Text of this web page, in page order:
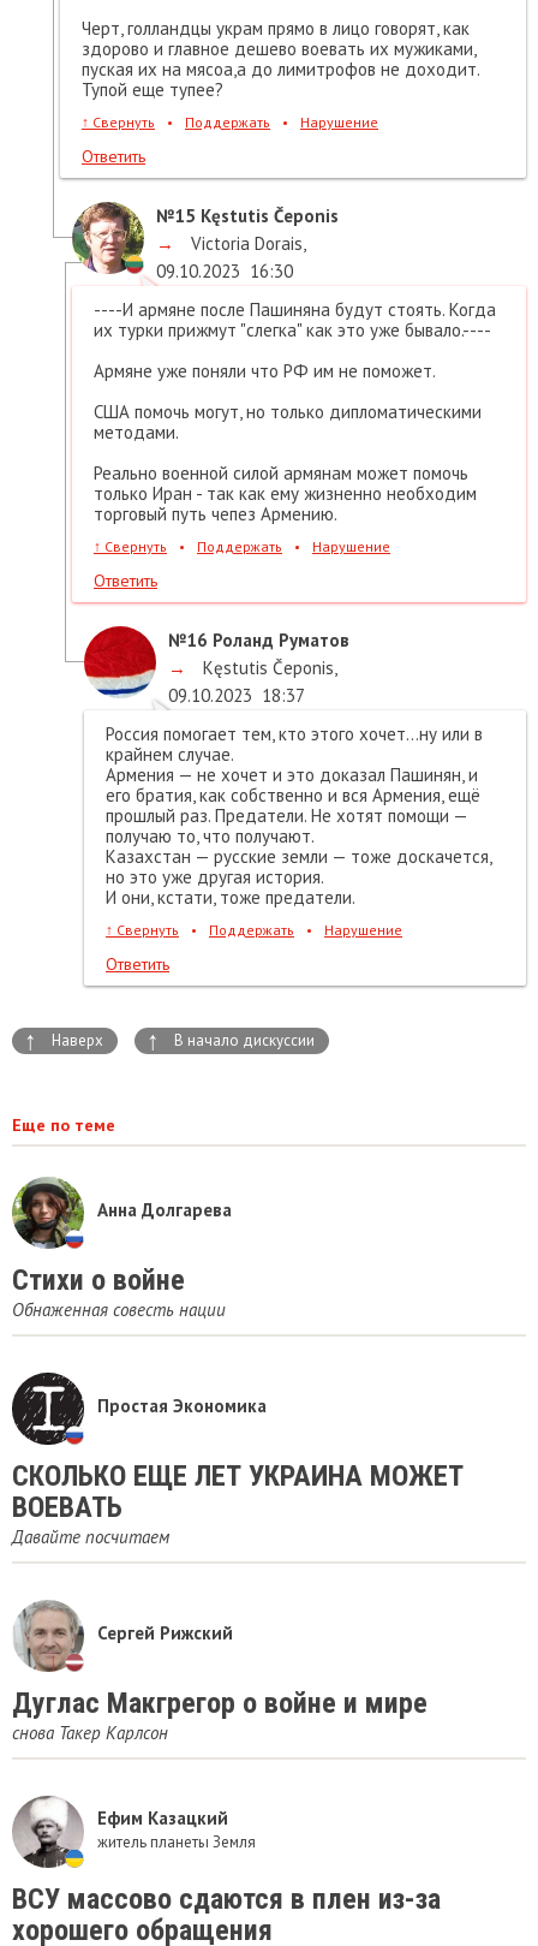
Черт, голландцы украм прямо в лицо говорят, как
здорово и главное дешево воевать их мужиками,
пуская их на мясоа,а до лимитрофов не доходит.
Тупой еще тупее?
↑ Свернуть • Поддержать • Нарушение
Ответить
№15 Kęstutis Čeponis
→
Victoria Dorais,
09.10.2023 16:30
----И армяне после Пашиняна будут стоять. Когда
их турки прижмут "слегка" как это уже бывало.----
Армяне уже поняли что РФ им не поможет.
США помочь могут, но только дипломатическими
методами.
Реально военной силой армянам может помочь
только Иран - так как ему жизненно необходим
торговый путь чепез Армению.
↑ Свернуть • Поддержать • Нарушение
Ответить
№16 Роланд Руматов
→
Kęstutis Čeponis,
09.10.2023 18:37
Россия помогает тем, кто этого хочет…ну или в
крайнем случае.
Армения — не хочет и это доказал Пашинян, и
его братия, как собственно и вся Армения, ещё
прошлый раз. Предатели. Не хотят помощи —
получаю то, что получают.
Казахстан — русские земли — тоже доскачется,
но это уже другая история.
И они, кстати, тоже предатели.
↑ Свернуть • Поддержать • Нарушение
Ответить
↑ Наверх ↑ В начало дискуссии
Еще по теме
Анна Долгарева
Стихи о войне
Обнаженная совесть нации
Простая Экономика
​СКОЛЬКО ЕЩЕ ЛЕТ УКРАИНА МОЖЕТ
ВОЕВАТЬ
Давайте посчитаем
Сергей Рижский
Дуглас Макгрегор о войне и мире
снова Такер Карлсон
Ефим Казацкий
житель планеты Земля
ВСУ массово сдаются в плен из-за
хорошего обращения